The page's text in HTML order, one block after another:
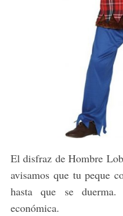
El disfraz de Hombre
avisamos que tu peque
hasta que se
económica.